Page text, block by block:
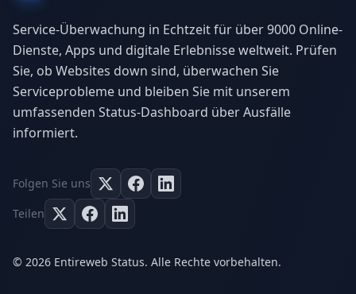
Service-Überwachung in Echtzeit für über 9000 Online-
Dienste, Apps und digitale Erlebnisse weltweit. Prüfen
Sie, ob Websites down sind, überwachen Sie
Serviceprobleme und bleiben Sie mit unserem
umfassenden Status-Dashboard über Ausfälle
informiert.
Folgen Sie uns
Teilen
© 2026 Entireweb Status. Alle Rechte vorbehalten.